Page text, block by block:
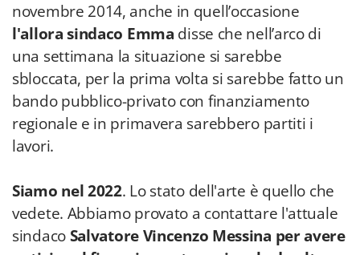
novembre 2014, anche in quell’occasione
l'allora sindaco Emma disse che nell’arco di
una settimana la situazione si sarebbe
sbloccata, per la prima volta si sarebbe fatto un
bando pubblico-privato con finanziamento
regionale e in primavera sarebbero partiti i
lavori.
Siamo nel 2022. Lo stato dell'arte è quello che
vedete. Abbiamo provato a contattare l'attuale
sindacoSalvatore Vincenzo Messina per avere